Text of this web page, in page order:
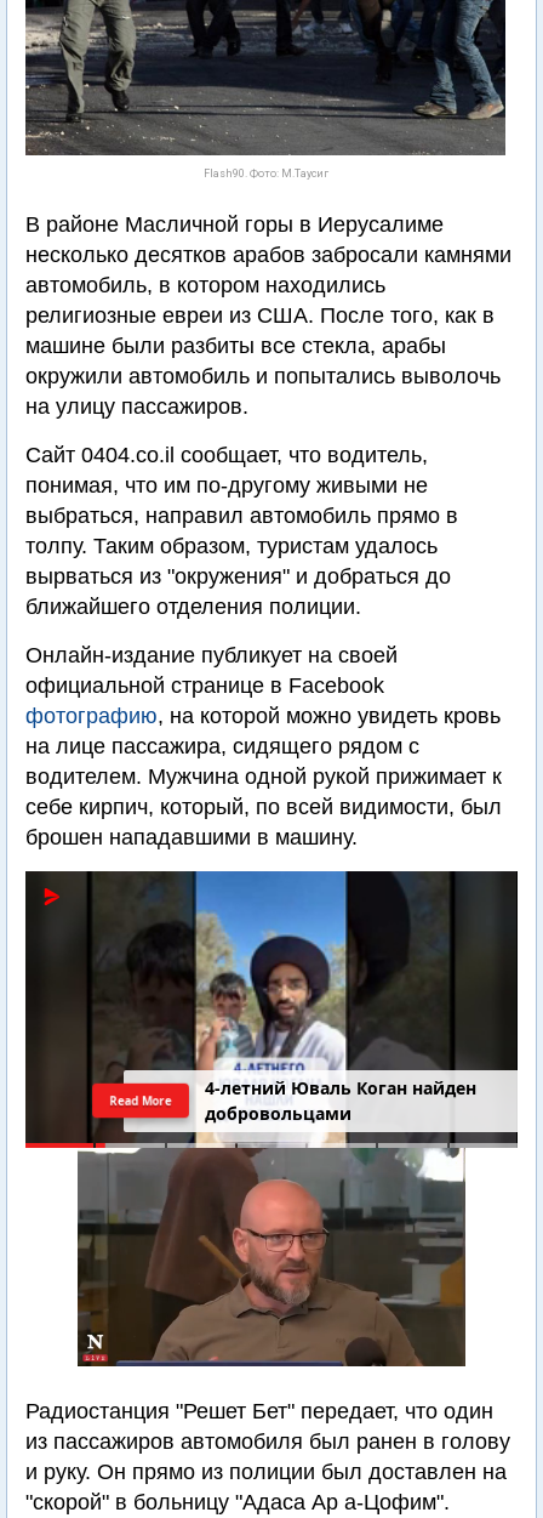
Flash90. Фото: М.Таусиг
В районе Масличной горы в Иерусалиме
несколько десятков арабов забросали камнями
автомобиль, в котором находились
религиозные евреи из США. После того, как в
машине были разбиты все стекла, арабы
окружили автомобиль и попытались выволочь
на улицу пассажиров.
Сайт 0404.co.il сообщает, что водитель,
понимая, что им по-другому живыми не
выбраться, направил автомобиль прямо в
толпу. Таким образом, туристам удалось
вырваться из "окружения" и добраться до
ближайшего отделения полиции.
Онлайн-издание публикует на своей
официальной странице в Facebook
фотографию, на которой можно увидеть кровь
на лице пассажира, сидящего рядом с
водителем. Мужчина одной рукой прижимает к
себе кирпич, который, по всей видимости, был
брошен нападавшими в машину.
4-летний Юваль Коган найден
добровольцами
Read More
Радиостанция "Решет Бет" передает, что один
из пассажиров автомобиля был ранен в голову
и руку. Он прямо из полиции был доставлен на
"скорой" в больницу "Адаса Ар а-Цофим".